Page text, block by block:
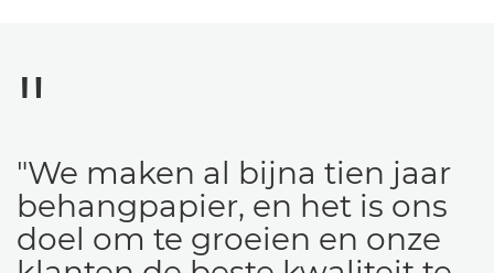
"We maken al bijna tien jaar
behangpapier, en het is ons
doel om te groeien en onze